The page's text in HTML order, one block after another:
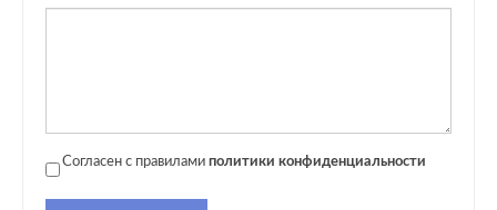
Согласен с правилами политики конфиденциальности